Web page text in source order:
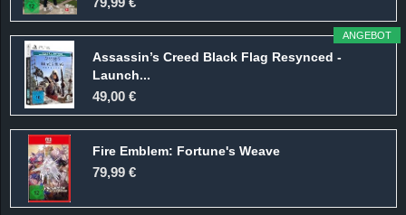
ANGEBOT
Assassin’s Creed Black Flag Resynced -
Launch...
49,00 €
Fire Emblem: Fortune's Weave
79,99 €